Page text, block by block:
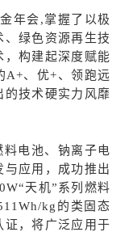
年会,掌握了以极
绿色资源再生技
，构建起深度赋能
A+、优+、领跑远
技术硬实力风靡
电池、钠离子电
应用，成功推出
天机”系列燃料
kg的类固态
证，将广泛应用于